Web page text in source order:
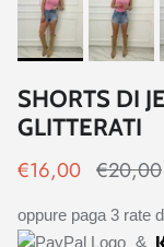
SHORTS DI
GLITTERATI
€16,00 €20,00
oppure paga 3 rate
&